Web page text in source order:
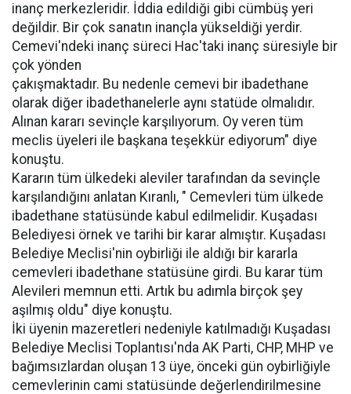
inanç merkezleridir. İddia edildiği gibi cümbüş yeri
değildir. Bir çok sanatın inançla yükseldiği yerdir.
Cemevi'ndeki inanç süreci Hac'taki inanç süresiyle bir
çok yönden
çakışmaktadır. Bu nedenle cemevi bir ibadethane
olarak diğer ibadethanelerle aynı statüde olmalıdır.
Alınan kararı sevinçle karşılıyorum. Oy veren tüm
meclis üyeleri ile başkana teşekkür ediyorum" diye
konuştu.
Kararın tüm ülkedeki aleviler tarafından da sevinçle
karşılandığını anlatan Kıranlı, " Cemevleri tüm ülkede
ibadethane statüsünde kabul edilmelidir. Kuşadası
Belediyesi örnek ve tarihi bir karar almıştır. Kuşadası
Belediye Meclisi'nin oybirliği ile aldığı bir kararla
cemevleri ibadethane statüsüne girdi. Bu karar tüm
Alevileri memnun etti. Artık bu adımla birçok şey
aşılmış oldu" diye konuştu.
İki üyenin mazeretleri nedeniyle katılmadığı Kuşadası
Belediye Meclisi Toplantısı'nda AK Parti, CHP, MHP ve
bağımsızlardan oluşan 13 üye, önceki gün oybirliğiyle
cemevlerinin cami statüsünde değerlendirilmesine